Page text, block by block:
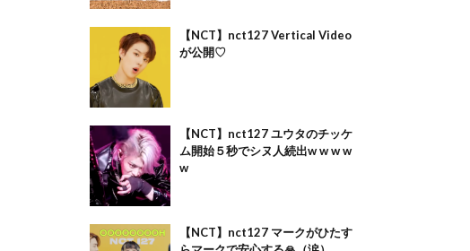
【NCT】nct127 Vertical Video
が公開♡
【NCT】nct127 ユウタのチッケ
ム開始５秒でシヌ人続出w w w w
w
【NCT】nct127 マークがひたす